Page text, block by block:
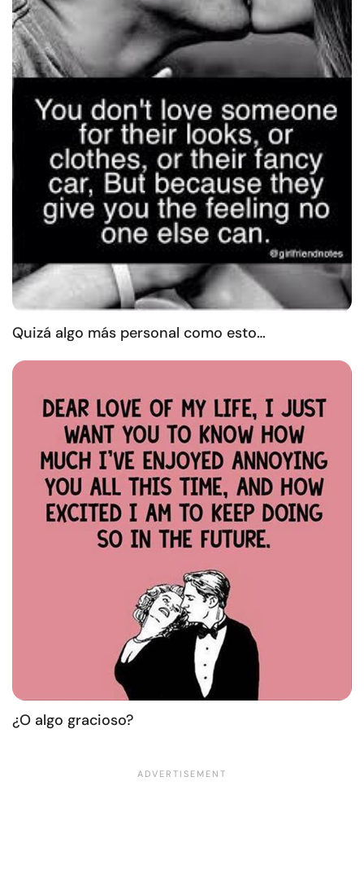
Quizá algo más personal como esto…
¿O algo gracioso?